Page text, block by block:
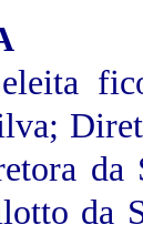
da
da